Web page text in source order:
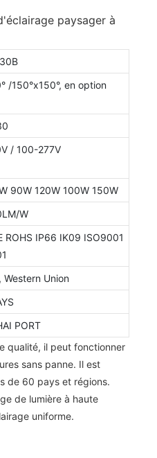
paysager à
/150°x150°, en option
/ 100-277V
90W 120W 100W 150W
W
ROHS IP66 IK09 ISO9001
Western Union
PORT
qualité, il peut fonctionner
sans panne. Il est
de 60 pays et régions.
de lumière à haute
uniforme.